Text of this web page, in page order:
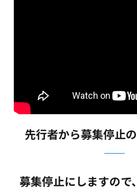
先行者から募集停止
募集停止にしますので